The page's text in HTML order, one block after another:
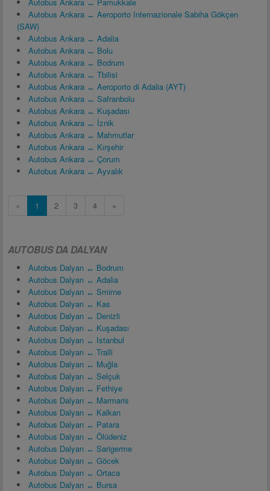
Autobus Ankara ↔ Aeroporto Internazionale Sabiha Gökçen
(SAW)
Autobus Ankara ↔ Adalia
Autobus Ankara ↔ Bolu
Autobus Ankara ↔ Bodrum
Autobus Ankara ↔ Tbilisi
Autobus Ankara ↔ Aeroporto di Adalia (AYT)
Autobus Ankara ↔ Safranbolu
Autobus Ankara ↔ Kuşadası
Autobus Ankara ↔ İznik
Autobus Ankara ↔ Mahmutlar
Autobus Ankara ↔ Kırşehir
Autobus Ankara ↔ Çorum
Autobus Ankara ↔ Ayvalık
« 1 2 3 4 »
AUTOBUS DA DALYAN
Autobus Dalyan ↔ Bodrum
Autobus Dalyan ↔ Adalia
Autobus Dalyan ↔ Smirne
Autobus Dalyan ↔ Kas
Autobus Dalyan ↔ Denizli
Autobus Dalyan ↔ Kuşadası
Autobus Dalyan ↔ Istanbul
Autobus Dalyan ↔ Tralli
Autobus Dalyan ↔ Muğla
Autobus Dalyan ↔ Selçuk
Autobus Dalyan ↔ Fethiye
Autobus Dalyan ↔ Marmaris
Autobus Dalyan ↔ Kalkan
Autobus Dalyan ↔ Patara
Autobus Dalyan ↔ Ölüdeniz
Autobus Dalyan ↔ Sarigerme
Autobus Dalyan ↔ Göcek
Autobus Dalyan ↔ Ortaca
Autobus Dalyan ↔ Bursa